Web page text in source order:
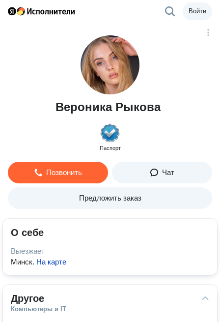
Войти
Вероника Рыкова
Паспорт
Позвонить Чат
Предложить заказ
О себе
Выезжает
Минск. На карте
Другое
Компьютеры и IT